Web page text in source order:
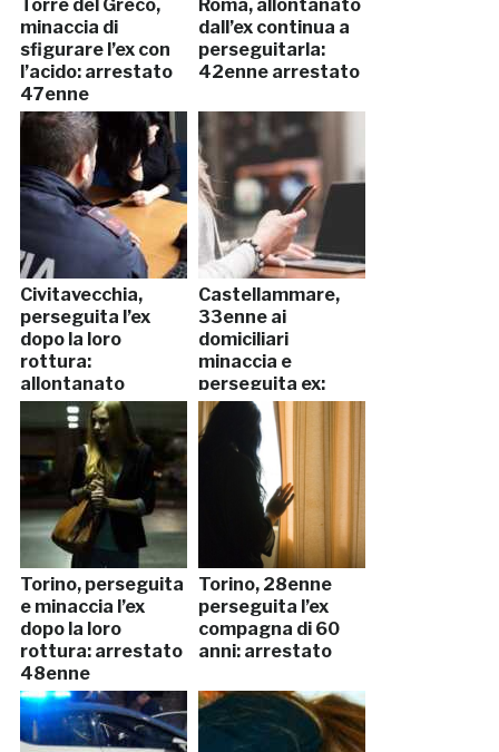
Torre del Greco,
minaccia di
sfigurare l’ex con
l’acido: arrestato
47enne
Roma, allontanato
dall’ex continua a
perseguitarla:
42enne arrestato
Civitavecchia,
perseguita l’ex
dopo la loro
rottura:
allontanato
30enne
Castellammare,
33enne ai
domiciliari
minaccia e
perseguita ex:
arrestato
Torino, perseguita
e minaccia l’ex
dopo la loro
rottura: arrestato
48enne
Torino, 28enne
perseguita l’ex
compagna di 60
anni: arrestato